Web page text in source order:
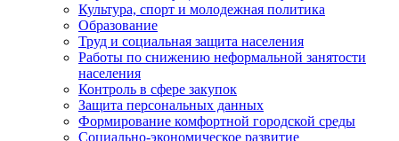
Культура, спорт и молодежная политика
Образование
Труд и социальная защита населения
Работы по снижению неформальной занятости
населения
Контроль в сфере закупок
Защита персональных данных
Формирование комфортной городской среды
Социально-экономическое развитие